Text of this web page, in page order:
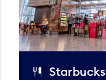
Starbucks